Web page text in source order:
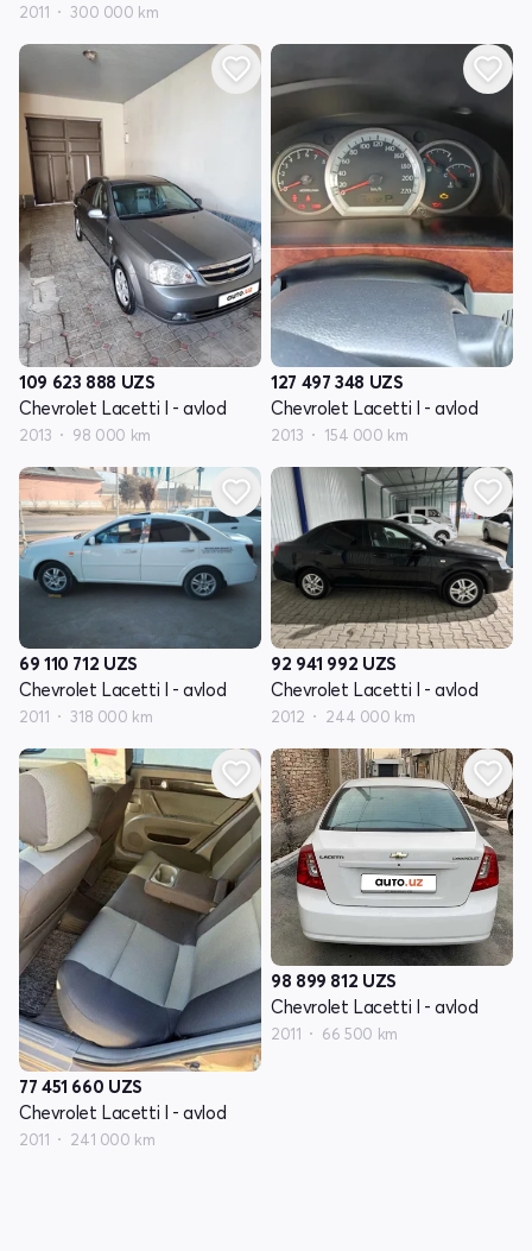
2011 300 000 km
109 623 888 UZS
Chevrolet Lacetti I - avlod
2013 98 000 km
127 497 348 UZS
Chevrolet Lacetti I - avlod
2013 154 000 km
69 110 712 UZS
Chevrolet Lacetti I - avlod
2011 318 000 km
92 941 992 UZS
Chevrolet Lacetti I - avlod
2012 244 000 km
77 451 660 UZS
Chevrolet Lacetti I - avlod
2011 241 000 km
98 899 812 UZS
Chevrolet Lacetti I - avlod
2011 66 500 km